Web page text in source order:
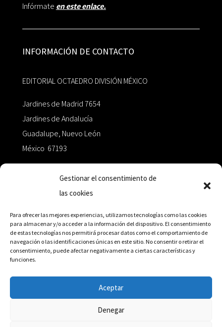
Gestionar el consentimiento de
las cookies
Para ofrecer las mejores experiencias, utilizamos tecnologías como las cookies
para almacenar y/o acceder a la información del dispositivo. El consentimiento
de estas tecnologías nos permitirá procesar datos como el comportamiento de
navegación o las identificaciones únicas en este sitio. No consentir o retirar el
consentimiento, puede afectar negativamente a ciertas características y
funciones.
Aceptar
Denegar
Infórmate en este enlace.
INFORMACIÓN DE CONTACTO
EDITORIAL OCTAEDRO DIVISIÓN MÉXICO
Jardines de Madrid 7654
Jardines de Andalucía
Guadalupe, Nuevo León
México 67193
+52 811.499.5638
RED DE DISTRIBUCIÓN
Distribuidores en México y Octaedro internacional